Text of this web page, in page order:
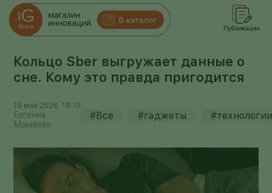
Кольцо Sber выгружает данные о
сне. Кому это правда пригодится
19 мая 2026, 19:10
Евгения
Мамаева
#Все #гаджеты